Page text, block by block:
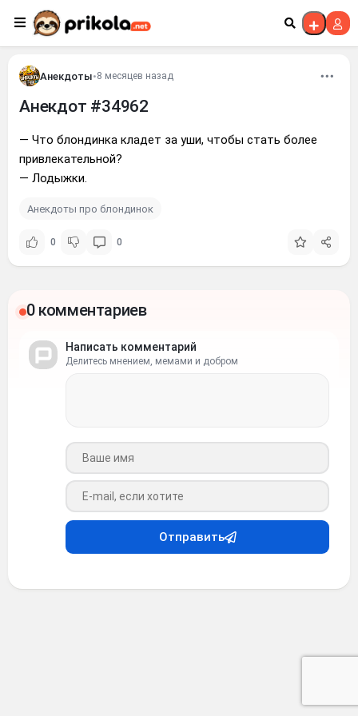
Перейти к контенту
Анекдоты•8 месяцев назад
Анекдот #34962
— Что блондинка кладет за уши, чтобы стать более
пpивлекательной?
— Лодыжки.
Анекдоты про блондинок
0 0
0 комментариев
Написать комментарий
Делитесь мнением, мемами и добром
Ваше имя
Ваш e-mail
Отправить